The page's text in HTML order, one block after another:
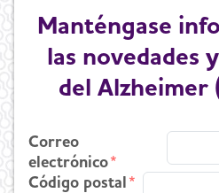
Manténgase
las novedades
del Alzheimer
Correo
electrónico
Código postal